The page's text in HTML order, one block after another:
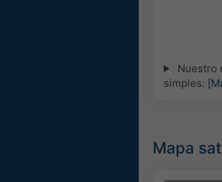
Nuestro
simples:
Mapa